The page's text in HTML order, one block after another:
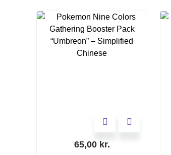
65,00 kr.